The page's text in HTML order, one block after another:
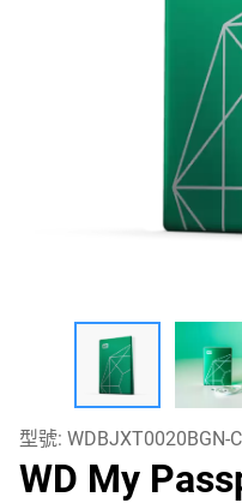
型號: WDBJXT0020BGN-
WD My